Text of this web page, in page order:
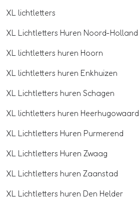
XL lichtletters
XL Lichtletters Huren Noord-Holland
XL lichtletters huren Hoorn
XL lichtletters huren Enkhuizen
XL Lichtletters huren Schagen
XL lichtletters huren Heerhugowaard
XL Lichtletters Huren Purmerend
XL Lichtletters Huren Zwaag
XL Lichtletters huren Zaanstad
XL Lichtletters huren Den Helder